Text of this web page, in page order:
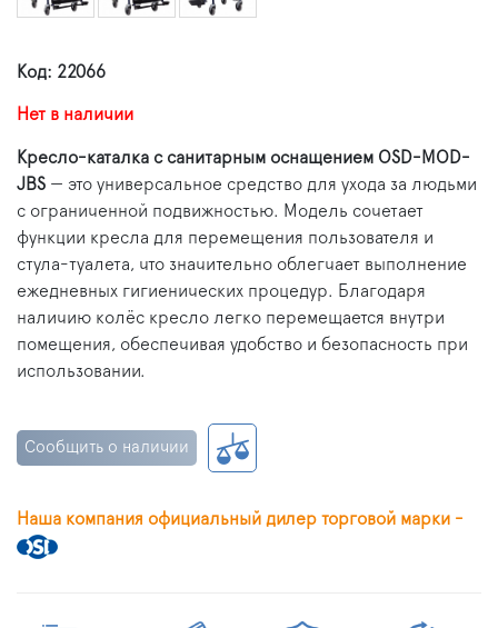
Код: 22066
Нет в наличии
Кресло-каталка с санитарным оснащением OSD-MOD-
JBS — это универсальное средство для ухода за людьми
с ограниченной подвижностью. Модель сочетает
функции кресла для перемещения пользователя и
стула-туалета, что значительно облегчает выполнение
ежедневных гигиенических процедур. Благодаря
наличию колёс кресло легко перемещается внутри
помещения, обеспечивая удобство и безопасность при
использовании.
Сообщить о наличии
Наша компания официальный дилер торговой марки -